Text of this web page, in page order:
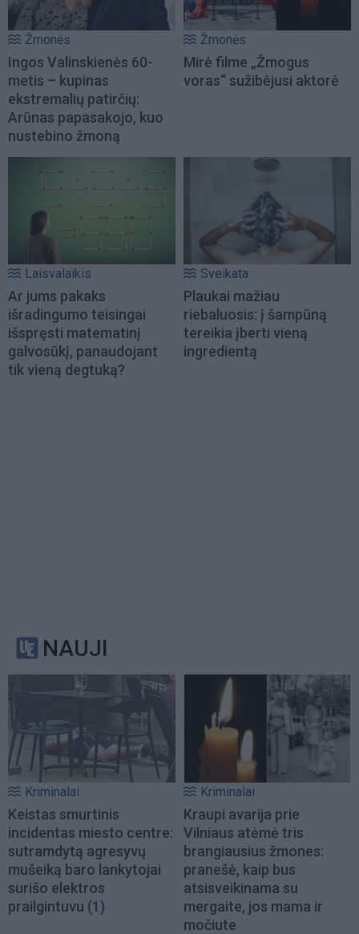
Žmonės
Ingos Valinskienės 60-
metis – kupinas
ekstremalių patirčių:
Arūnas papasakojo, kuo
nustebino žmoną
Žmonės
Mirė filme „Žmogus
voras“ sužibėjusi aktorė
Laisvalaikis
Ar jums pakaks
išradingumo teisingai
išspręsti matematinį
galvosūkį, panaudojant
tik vieną degtuką?
Sveikata
Plaukai mažiau
riebaluosis: į šampūną
tereikia įberti vieną
ingredientą
NAUJI
Kriminalai
Keistas smurtinis
incidentas miesto centre:
sutramdytą agresyvų
mušeiką baro lankytojai
surišo elektros
prailgintuvu (1)
Kriminalai
Kraupi avarija prie
Vilniaus atėmė tris
brangiausius žmones:
pranešė, kaip bus
atsisveikinama su
mergaite, jos mama ir
močiute